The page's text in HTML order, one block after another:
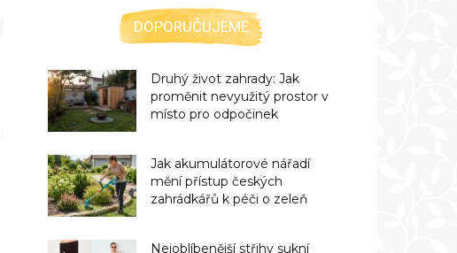
DOPORUČUJEME
Druhý život zahrady: Jak
proměnit nevyužitý prostor v
místo pro odpočinek
Jak akumulátorové nářadí
mění přístup českých
zahrádkářů k péči o zeleň
Nejoblíbenější střihy sukní